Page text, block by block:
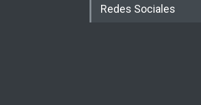
Redes Sociales